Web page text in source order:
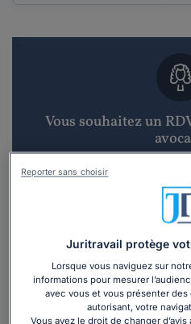
Vous souhaitez un
Recevoir des
3 devis
Juritravail protège
Lorsque vous naviguez sur
informations pour mesurer
avec vous et vous présenter
autorisant, votre
Vous avez le droit de changer
Reporter sans choisir